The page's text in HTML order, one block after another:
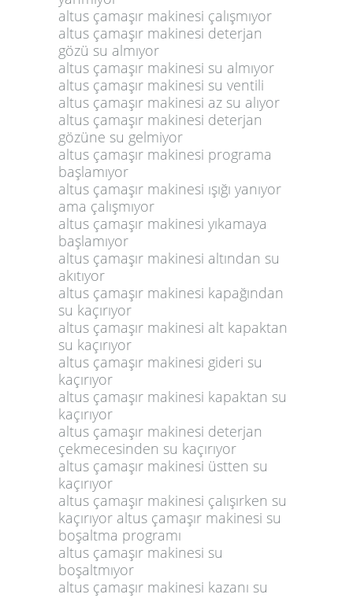
altus çamaşır makinesi çalışmıyor
altus çamaşır makinesi deterjan
gözü su almıyor
altus çamaşır makinesi su almıyor
altus çamaşır makinesi su ventili
altus çamaşır makinesi az su alıyor
altus çamaşır makinesi deterjan
gözüne su gelmiyor
altus çamaşır makinesi programa
başlamıyor
altus çamaşır makinesi ışığı yanıyor
ama çalışmıyor
altus çamaşır makinesi yıkamaya
başlamıyor
altus çamaşır makinesi altından su
akıtıyor
altus çamaşır makinesi kapağından
su kaçırıyor
altus çamaşır makinesi alt kapaktan
su kaçırıyor
altus çamaşır makinesi gideri su
kaçırıyor
altus çamaşır makinesi kapaktan su
kaçırıyor
altus çamaşır makinesi deterjan
çekmecesinden su kaçırıyor
altus çamaşır makinesi üstten su
kaçırıyor
altus çamaşır makinesi çalışırken su
kaçırıyor altus çamaşır makinesi su
boşaltma programı
altus çamaşır makinesi su
boşaltmıyor
altus çamaşır makinesi kazanı su